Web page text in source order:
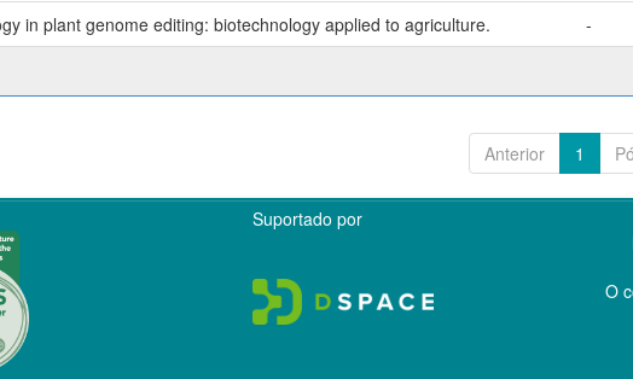
in plant genome editing: biotechnology applied to agriculture.
-
Anterior 1
Suportado por
O